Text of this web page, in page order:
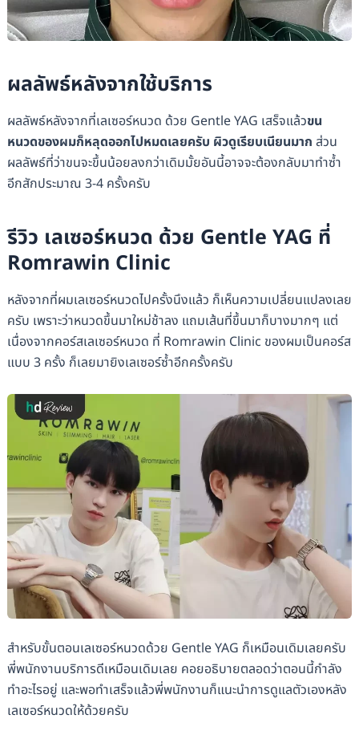
ผลลัพธ์หลังจากใช้บริการ
ผลลัพธ์หลังจากที่เลเซอร์หนวด ด้วย Gentle YAG เสร็จแล้วขน
หนวดของผมก็หลุดออกไปหมดเลยครับ ผิวดูเรียบเนียนมาก ส่วน
ผลลัพธ์ที่ว่าขนจะขึ้นน้อยลงกว่าเดิมมั้ยอันนี้อาจจะต้องกลับมาทำซ้ำ
อีกสักประมาณ 3-4 ครั้งครับ
รีวิว เลเซอร์หนวด ด้วย Gentle YAG ที่
Romrawin Clinic
หลังจากที่ผมเลเซอร์หนวดไปครั้งนึงแล้ว ก็เห็นความเปลี่ยนแปลงเลย
ครับ เพราะว่าหนวดขึ้นมาใหม่ช้าลง แถมเส้นที่ขึ้นมาก็บางมากๆ แต่
เนื่องจากคอร์สเลเซอร์หนวด ที่ Romrawin Clinic ของผมเป็นคอร์ส
แบบ 3 ครั้ง ก็เลยมายิงเลเซอร์ซ้ำอีกครั้งครับ
สำหรับขั้นตอนเลเซอร์หนวดด้วย Gentle YAG ก็เหมือนเดิมเลยครับ
พี่พนักงานบริการดีเหมือนเดิมเลย คอยอธิบายตลอดว่าตอนนี้กำลัง
ทำอะไรอยู่ และพอทำเสร็จแล้วพี่พนักงานก็แนะนำการดูแลตัวเองหลัง
เลเซอร์หนวดให้ด้วยครับ